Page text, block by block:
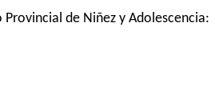
de Niñez y Adolescencia: